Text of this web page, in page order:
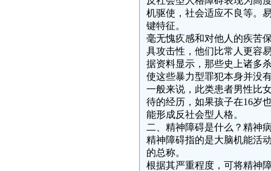
机驱使，社会适应不良等。
键特征。
毫无愧疚感和对他人的疾苦
具攻击性，他们比常人更容
据资料显示，那些史上诸多
使这些暴力型罪犯本身并没
一般来说，此类患者男性比
待的经历，如果孩子在16岁
能形成反社会型人格。
二、精神障碍是什么？精神
精神障碍指的是大脑机能活
的总称。
根据其严重程度，可将精神